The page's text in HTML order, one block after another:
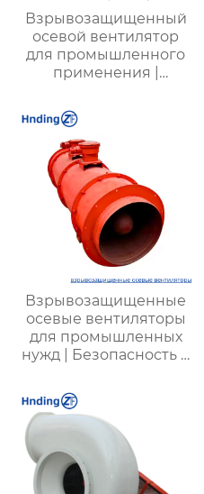
Взрывозащищенный
осевой вентилятор
для промышленного
применения |
безопасная
вентиляция
Взрывозащищенные
осевые вентиляторы
для промышленных
нужд | Безопасность и